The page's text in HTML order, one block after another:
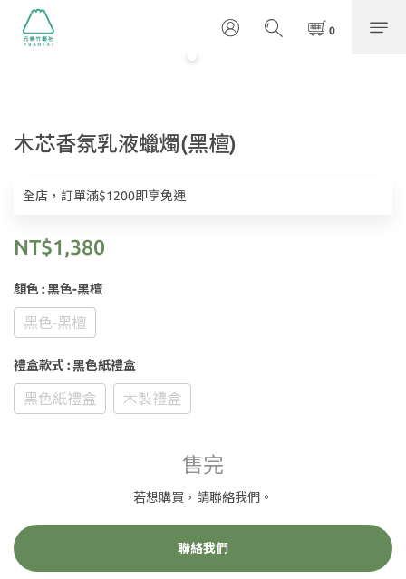
木芯香氛乳液蠟燭(黑檀)
全店，訂單滿$1200即享免運
NT$1,380
顏色: 黑色-黑檀
黑色-黑檀
禮盒款式 : 黑色紙禮盒
黑色紙禮盒 木製禮盒
售完
若想購買，請聯絡我們。
聯絡我們